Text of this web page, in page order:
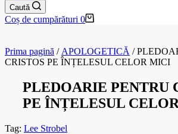
Caută
Coș de cumpărături 0
Prima pagină / APOLOGETICĂ /
CRISTOS PE ÎNȚELESUL CELOR MICI
PLEDOARIE PENTRU
PE ÎNȚELESUL
Tag: Lee Strobel